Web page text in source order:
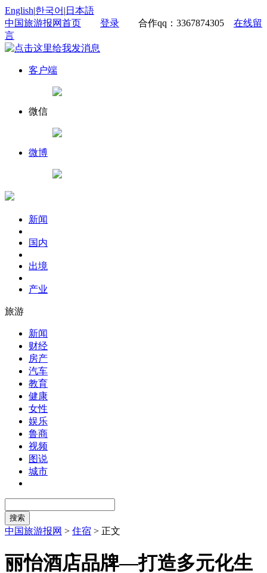
English|한국어 | 日本語
中国旅游报网首页
登录 合作qq：3367874305 在线留
言
客户端
微信
微博
新闻
国内
出境
产业
旅游
新闻
财经
房产
汽车
教育
健康
女性
娱乐
鲁商
视频
图说
城市
中国旅游报网 > 住宿 > 正文
丽怡酒店品牌—打造多元化生